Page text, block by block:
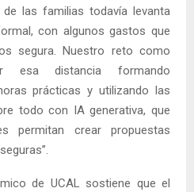
de las familias todavía levanta
con algunos gastos que
segura. Nuestro reto como
esa distancia formando
prácticas y utilizando las
todo con IA generativa, que
permitan crear propuestas
de UCAL sostiene que el